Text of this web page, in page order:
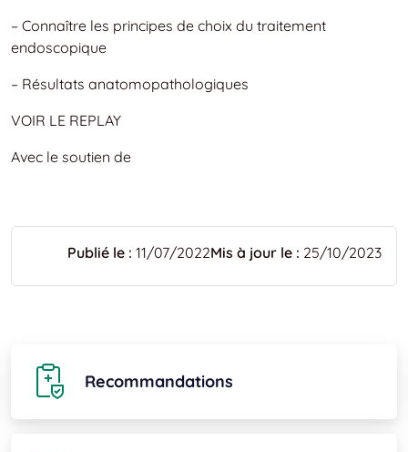
– Connaître les principes de choix du traitement
endoscopique
– Résultats anatomopathologiques
VOIR LE REPLAY
Avec le soutien de
Publié le : 11/07/2022Mis à jour le : 25/10/2023
Recommandations